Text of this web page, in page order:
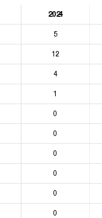
2024
5
12
4
1
0
0
0
0
0
0